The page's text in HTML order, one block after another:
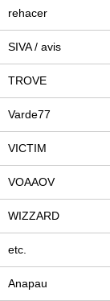
rehacer
SIVA / avis
TROVE
Varde77
VICTIM
VOAAOV
WIZZARD
etc.
Anapau